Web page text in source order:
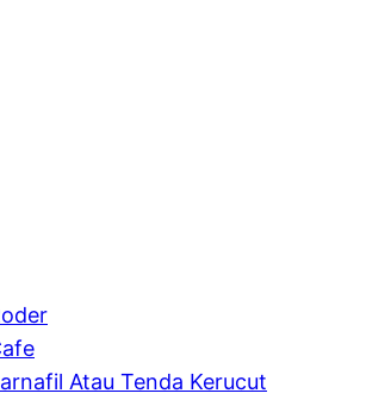
Atau Tenda Kerucut